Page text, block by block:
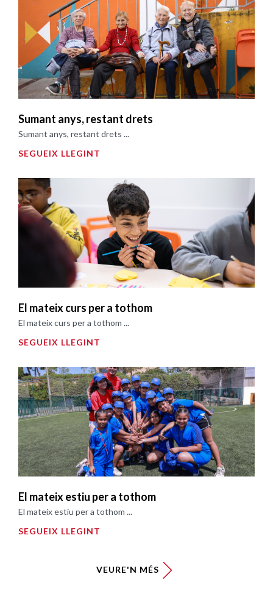
Sumant anys, restant drets
Sumant anys, restant drets ...
SEGUEIX LLEGINT
El mateix curs per a tothom
El mateix curs per a tothom ...
SEGUEIX LLEGINT
El mateix estiu per a tothom
El mateix estiu per a tothom ...
SEGUEIX LLEGINT
VEURE'N MÉS